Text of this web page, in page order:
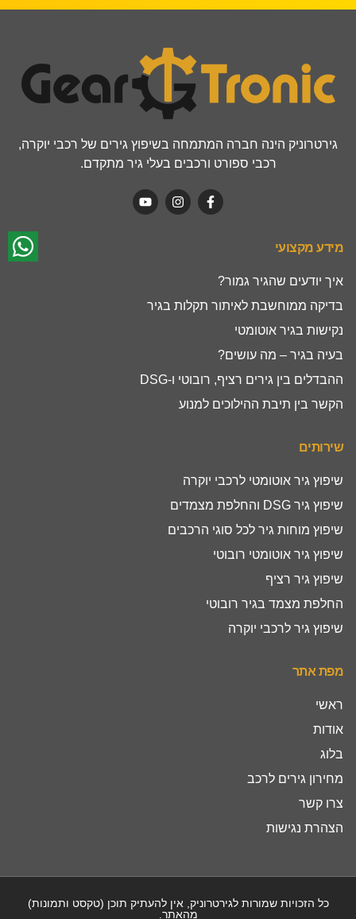
גירטרוניק הינה חברה המתמחה בשיפוץ גירים של רכבי יוקרה,
רכבי ספורט ורכבים בעלי גיר מתקדם.
מידע מקצועי
איך יודעים שהגיר גמור?
בדיקה ממוחשבת לאיתור תקלות בגיר
נקישות בגיר אוטומטי
בעיה בגיר – מה עושים?
ההבדלים בין גירים רציף, רובוטי ו-DSG
הקשר בין תיבת ההילוכים למנוע
שירותים
שיפוץ גיר אוטומטי לרכבי יוקרה
שיפוץ גיר DSG והחלפת מצמדים
שיפוץ מוחות גיר לכל סוגי הרכבים
שיפוץ גיר אוטומטי רובוטי
שיפוץ גיר רציף
החלפת מצמד בגיר רובוטי
שיפוץ גיר לרכבי יוקרה
מפת אתר
ראשי
אודות
בלוג
מחירון גירים לרכב
צרו קשר
הצהרת נגישות
כל הזכויות שמורות לגירטרוניק, אין להעתיק תוכן (טקסט ותמונות)
מהאתר.